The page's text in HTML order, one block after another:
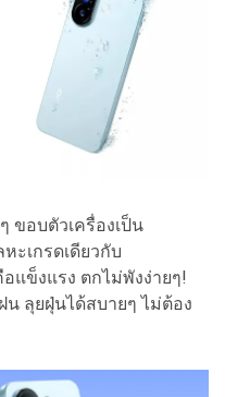
ขอบตัวเครื่องเป็น
ะเกรดเดียวกับ
แข็งแรง ตกไม่พังง่ายๆ!
ลุยฝุ่นได้สบายๆ ไม่ต้อง